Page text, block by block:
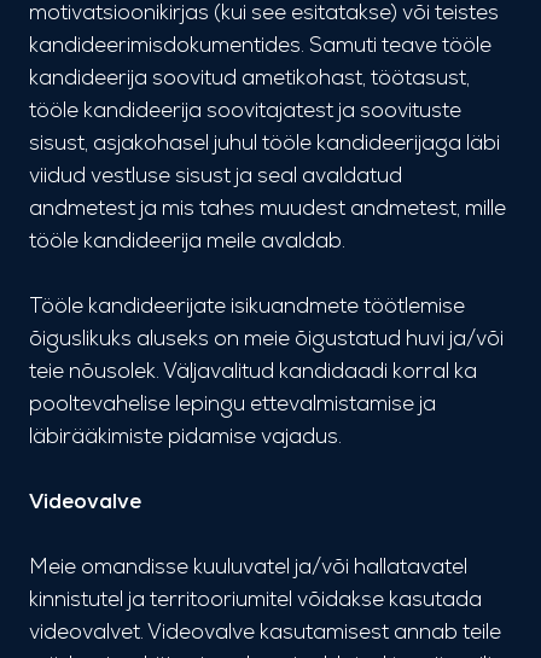
motivatsioonikirjas (kui see esitatakse) või teistes
kandideerimisdokumentides. Samuti teave tööle
kandideerija soovitud ametikohast, töötasust,
tööle kandideerija soovitajatest ja soovituste
sisust, asjakohasel juhul tööle kandideerijaga läbi
viidud vestluse sisust ja seal avaldatud
andmetest ja mis tahes muudest andmetest, mille
tööle kandideerija meile avaldab.
Tööle kandideerijate isikuandmete töötlemise
õiguslikuks aluseks on meie õigustatud huvi ja/või
teie nõusolek. Väljavalitud kandidaadi korral ka
pooltevahelise lepingu ettevalmistamise ja
läbirääkimiste pidamise vajadus.
Videovalve
Meie omandisse kuuluvatel ja/või hallatavatel
kinnistutel ja territooriumitel võidakse kasutada
videovalvet. Videovalve kasutamisest annab teile